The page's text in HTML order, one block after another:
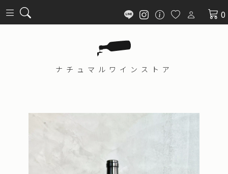
0
ナチュマル ワインストア